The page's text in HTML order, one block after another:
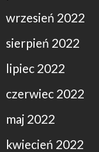
wrzesień 2022
sierpień 2022
lipiec 2022
czerwiec 2022
maj 2022
kwiecień 2022